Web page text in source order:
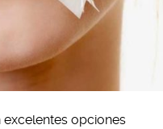
excelentes opciones